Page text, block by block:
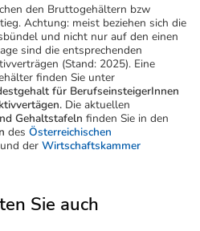
den Bruttogehältern bzw
Achtung: meist beziehen sich die
und nicht nur auf den einen
sind die entsprechenden
(Stand: 2025). Eine
finden Sie unter
für BerufseinsteigerInnen
Die aktuellen
Gehaltstafeln finden Sie in den
des Österreichischen
und der Wirtschaftskammer
Sie auch